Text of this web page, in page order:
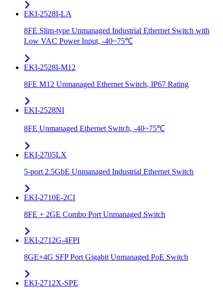
EKI-2528I-LA
8FE Slim-type Unmanaged Industrial Ethernet Switch with
Low VAC Power Input, -40~75℃
EKI-2528I-M12
8FE M12 Unmanaged Ethernet Switch, IP67 Rating
EKI-2528NI
8FE Unmanaged Ethernet Switch, -40~75℃
EKI-2705LX
5-port 2.5GbE Unmanaged Industrial Ethernet Switch
EKI-2710E-2CI
8FE + 2GE Combo Port Unmanaged Switch
EKI-2712G-4FPI
8GE+4G SFP Port Gigabit Unmanaged PoE Switch
EKI-2712X-SPE